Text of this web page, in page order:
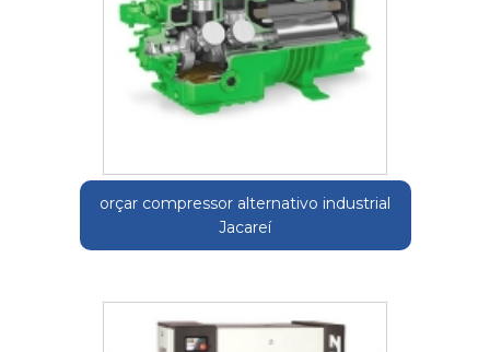
orçar compressor alternativo industrial
Jacareí